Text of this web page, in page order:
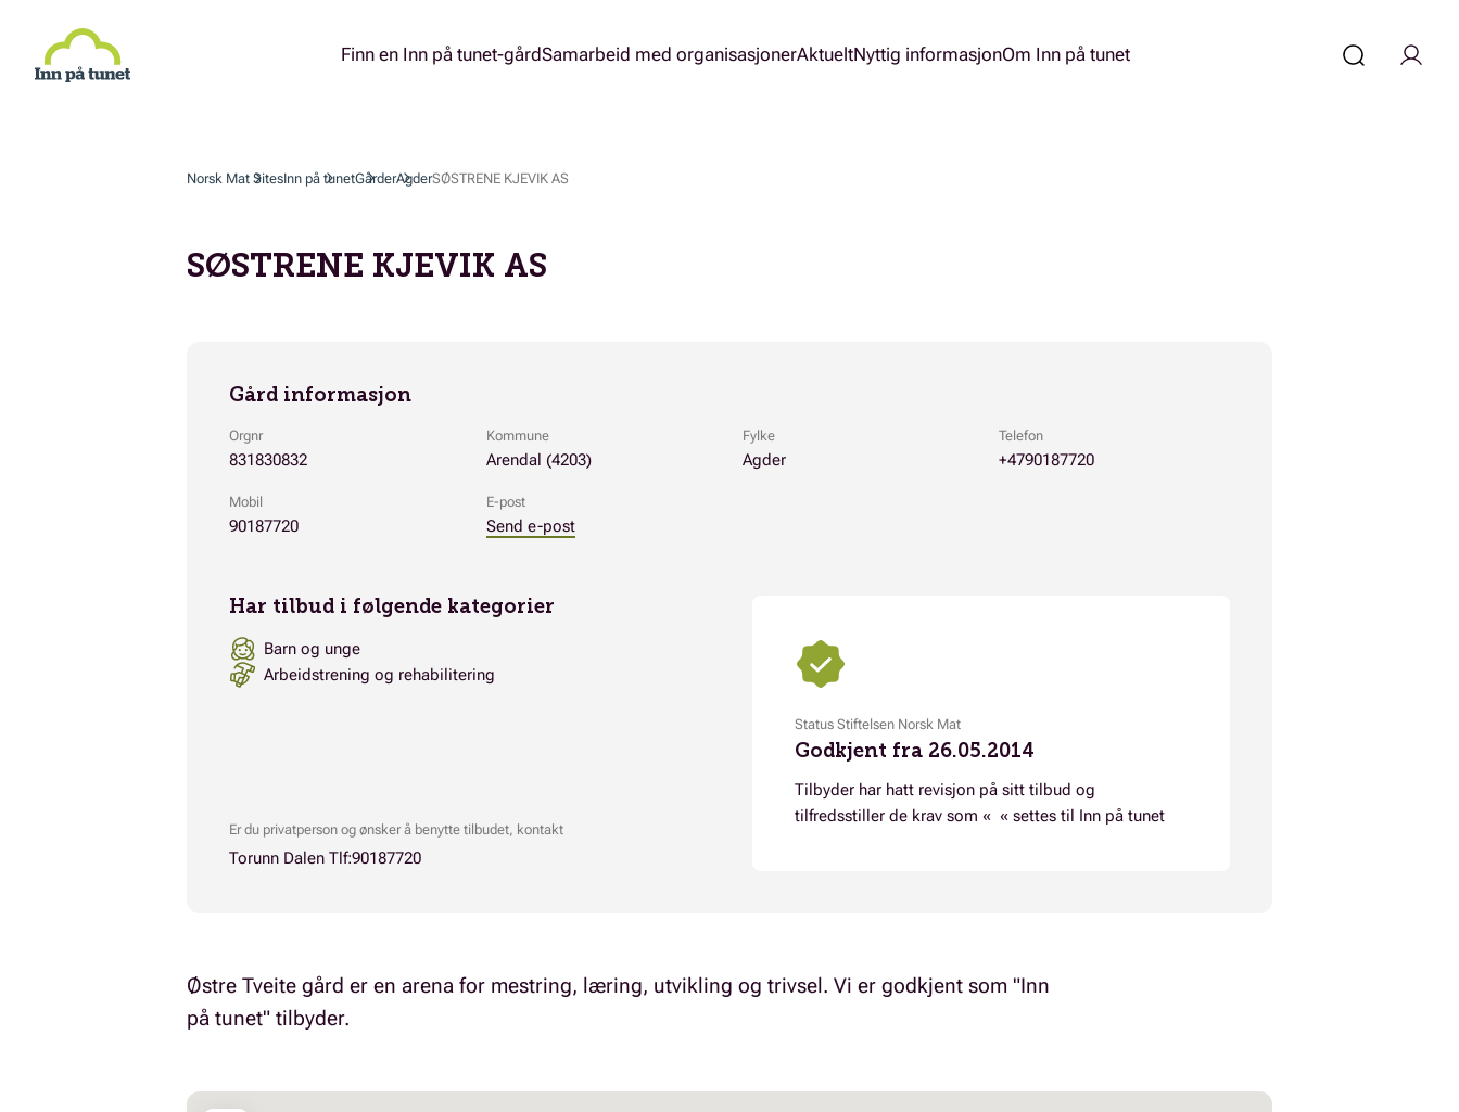
hovedinnhold
Finn en Inn på tunet-gårdSamarbeid med organisasjonerAktueltNyttig informasjonOm Inn på tunet
Norsk Mat SitesInn på tunetGårderAgderSØSTRENE KJEVIK AS
SØSTRENE KJEVIK AS
Gård informasjon
Orgnr
831830832
Kommune
Arendal (4203)
Fylke
Agder
Telefon
+4790187720
Mobil
90187720
E-post
Send e-post
Har tilbud i følgende kategorier
Barn og unge
Arbeidstrening og rehabilitering
Er du privatperson og ønsker å benytte tilbudet, kontakt
Torunn Dalen Tlf:90187720
Status Stiftelsen Norsk Mat
Godkjent fra 26.05.2014
Tilbyder har hatt revisjon på sitt tilbud og
tilfredsstiller de krav som « « settes til Inn på tunet
Østre Tveite gård er en arena for mestring, læring, utvikling og trivsel. Vi er godkjent som "Inn
på tunet" tilbyder.